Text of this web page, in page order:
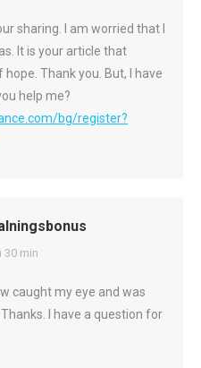
sharing. I am worried that I
It is your article that
Thank you. But, I have
help me?
bg/register?
30 min
caught my eye and was
I have a question for